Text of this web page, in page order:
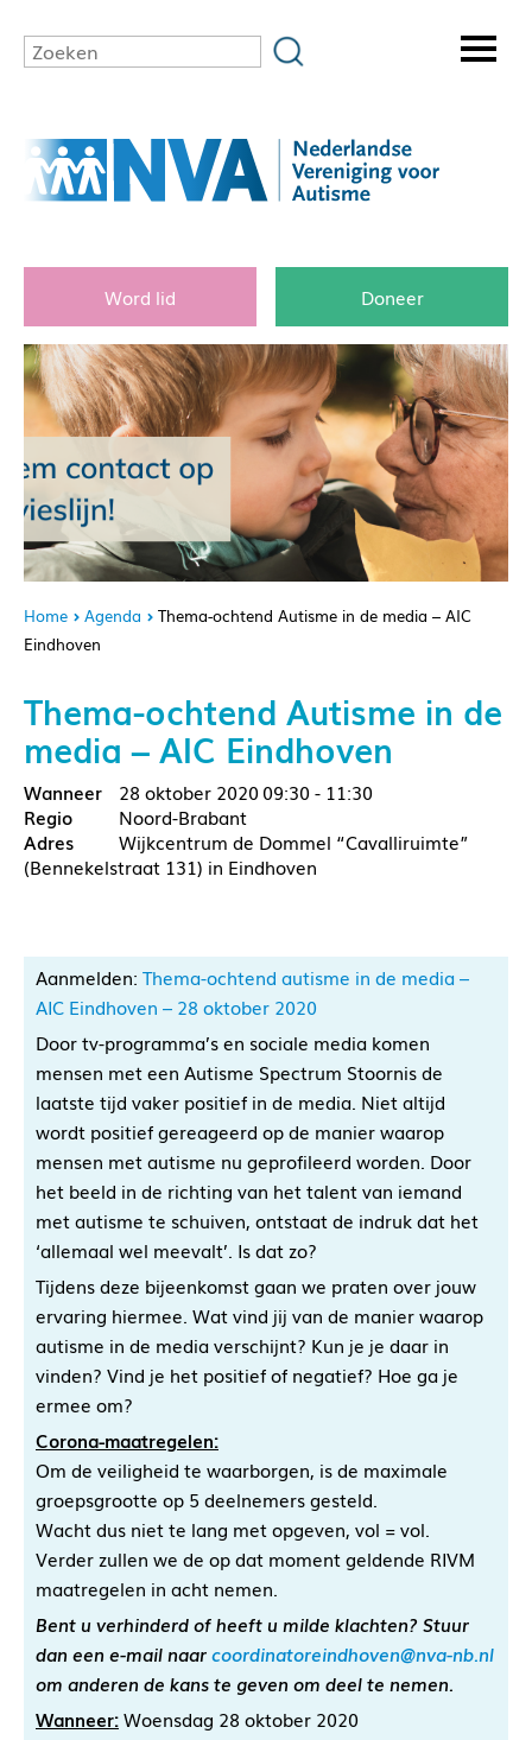
Word lid Doneer
Home Agenda
Thema-ochtend Autisme in de media – AIC
Eindhoven
Thema-ochtend Autisme in de
media – AIC Eindhoven
28 oktober 202009:30 - 11:30
Noord-Brabant
Wijkcentrum de Dommel “Cavalliruimte”
(Bennekelstraat 131) in Eindhoven
Aanmelden: Thema-ochtend autisme in de media –
AIC Eindhoven – 28 oktober 2020
Door tv-programma’s en sociale media komen
mensen met een Autisme Spectrum Stoornis de
laatste tijd vaker positief in de media. Niet altijd
wordt positief gereageerd op de manier waarop
mensen met autisme nu geprofileerd worden. Door
het beeld in de richting van het talent van iemand
met autisme te schuiven, ontstaat de indruk dat het
‘allemaal wel meevalt’. Is dat zo?
Tijdens deze bijeenkomst gaan we praten over jouw
ervaring hiermee. Wat vind jij van de manier waarop
autisme in de media verschijnt? Kun je je daar in
vinden? Vind je het positief of negatief? Hoe ga je
ermee om?
Corona-maatregelen:
Om de veiligheid te waarborgen, is de maximale
groepsgrootte op 5 deelnemers gesteld.
Wacht dus niet te lang met opgeven, vol = vol.
Verder zullen we de op dat moment geldende RIVM
maatregelen in acht nemen.
Bent u verhinderd of heeft u milde klachten? Stuur
dan een e-mail naarcoordinatoreindhoven@nva-nb.nl
om anderen de kans te geven om deel te nemen.
Wanneer:Woensdag 28 oktober 2020